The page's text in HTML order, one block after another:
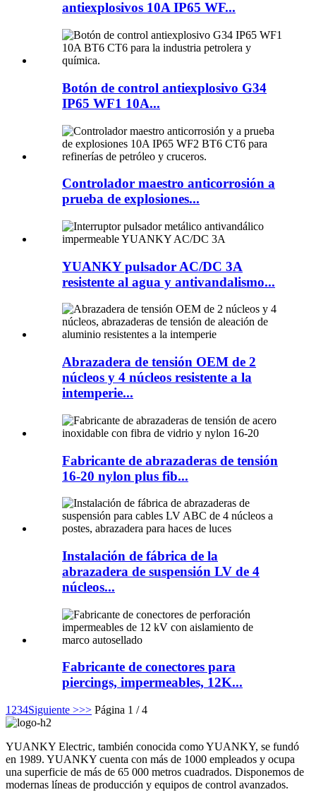
antiexplosivos 10A IP65 WF...
Botón de control antiexplosivo G34
IP65 WF1 10A...
Controlador maestro anticorrosión a
prueba de explosiones...
YUANKY pulsador AC/DC 3A
resistente al agua y antivandalismo...
Abrazadera de tensión OEM de 2
núcleos y 4 núcleos resistente a la
intemperie...
Fabricante de abrazaderas de tensión
16-20 nylon plus fib...
Instalación de fábrica de la
abrazadera de suspensión LV de 4
núcleos...
Fabricante de conectores para
piercings, impermeables, 12K...
1 234Siguiente >>> Página 1 / 4
YUANKY Electric, también conocida como YUANKY, se fundó
en 1989. YUANKY cuenta con más de 1000 empleados y ocupa
una superficie de más de 65 000 metros cuadrados. Disponemos de
modernas líneas de producción y equipos de control avanzados.